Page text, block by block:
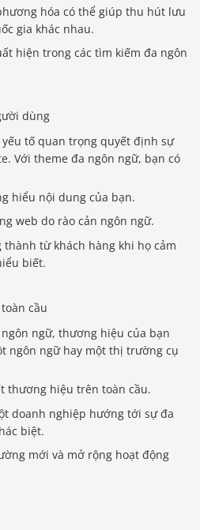
hóa có thể giúp thu hút lưu
gia khác nhau.
hiện trong các tìm kiếm đa ngôn
dùng
tố quan trọng quyết định sự
Với theme đa ngôn ngữ, bạn có
hiểu nội dung của bạn.
web do rào cản ngôn ngữ.
từ khách hàng khi họ cảm
biết.
cầu
ngữ, thương hiệu của bạn
ngôn ngữ hay một thị trường cụ
thương hiệu trên toàn cầu.
doanh nghiệp hướng tới sự đa
biệt.
mới và mở rộng hoạt động